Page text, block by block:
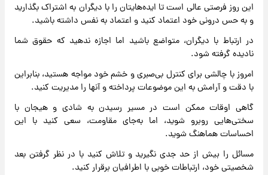
این روز فرصتی عالی است تا ایده‌هایتان را با دیگران به اشتراک بگذارید
و به حس درونی خود اعتماد کنید و اعتماد به نفس داشته باشید.
در ارتباط با دیگران، متواضع باشید اما اجازه ندهید که حقوق شما
نادیده گرفته شود.
امروز با چالشی برای کنترل بی‌صبری و خشم خود مواجه هستید، بنابراین
با دقت و آرامش به این موضوعات پرداخته و آنها را مدیریت کنید.
گاهی اوقات ممکن است در مسیر رسیدن به شادی و هیجان با
سختی‌هایی روبرو شوید، اما به‌جای مقاومت، سعی کنید با این
احساسات هماهنگ شوید.
مسائل را بیش از حد جدی نگیرید و تلاش کنید با در نظر گرفتن بعد
شخصیتی خود، ارتباطات خوبی با اطرافیان برقرار کنید.